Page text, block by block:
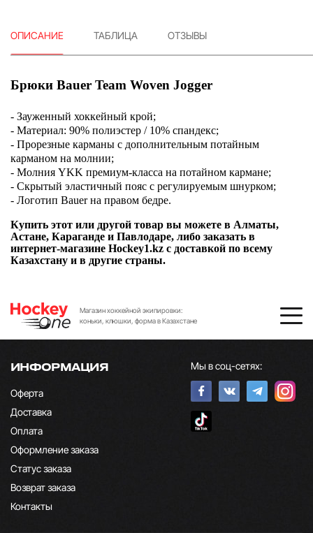
ОПИСАНИЕ ТАБЛИЦА ОТЗЫВЫ
Брюки Bauer Team Woven Jogger
- Зауженный хоккейный крой;
- Материал: 90% полиэстер / 10% спандекс;
- Прорезные карманы с дополнительным потайным
карманом на молнии;
- Молния YKK премиум-класса на потайном кармане;
- Скрытый эластичный пояс с регулируемым шнурком;
- Логотип Bauer на правом бедре.
Купить этот или другой товар вы можете в Алматы,
Астане, Караганде и Павлодаре, либо заказать в
интернет-магазине Hockey1.kz с доставкой по всему
Казахстану и в другие страны.
Магазин хоккейной экипировки:
коньки, клюшки, форма в Казахстане
ИНФОРМАЦИЯ
Оферта
Доставка
Оплата
Оформление заказа
Статус заказа
Возврат заказа
Контакты
Мы в соц-сетях: